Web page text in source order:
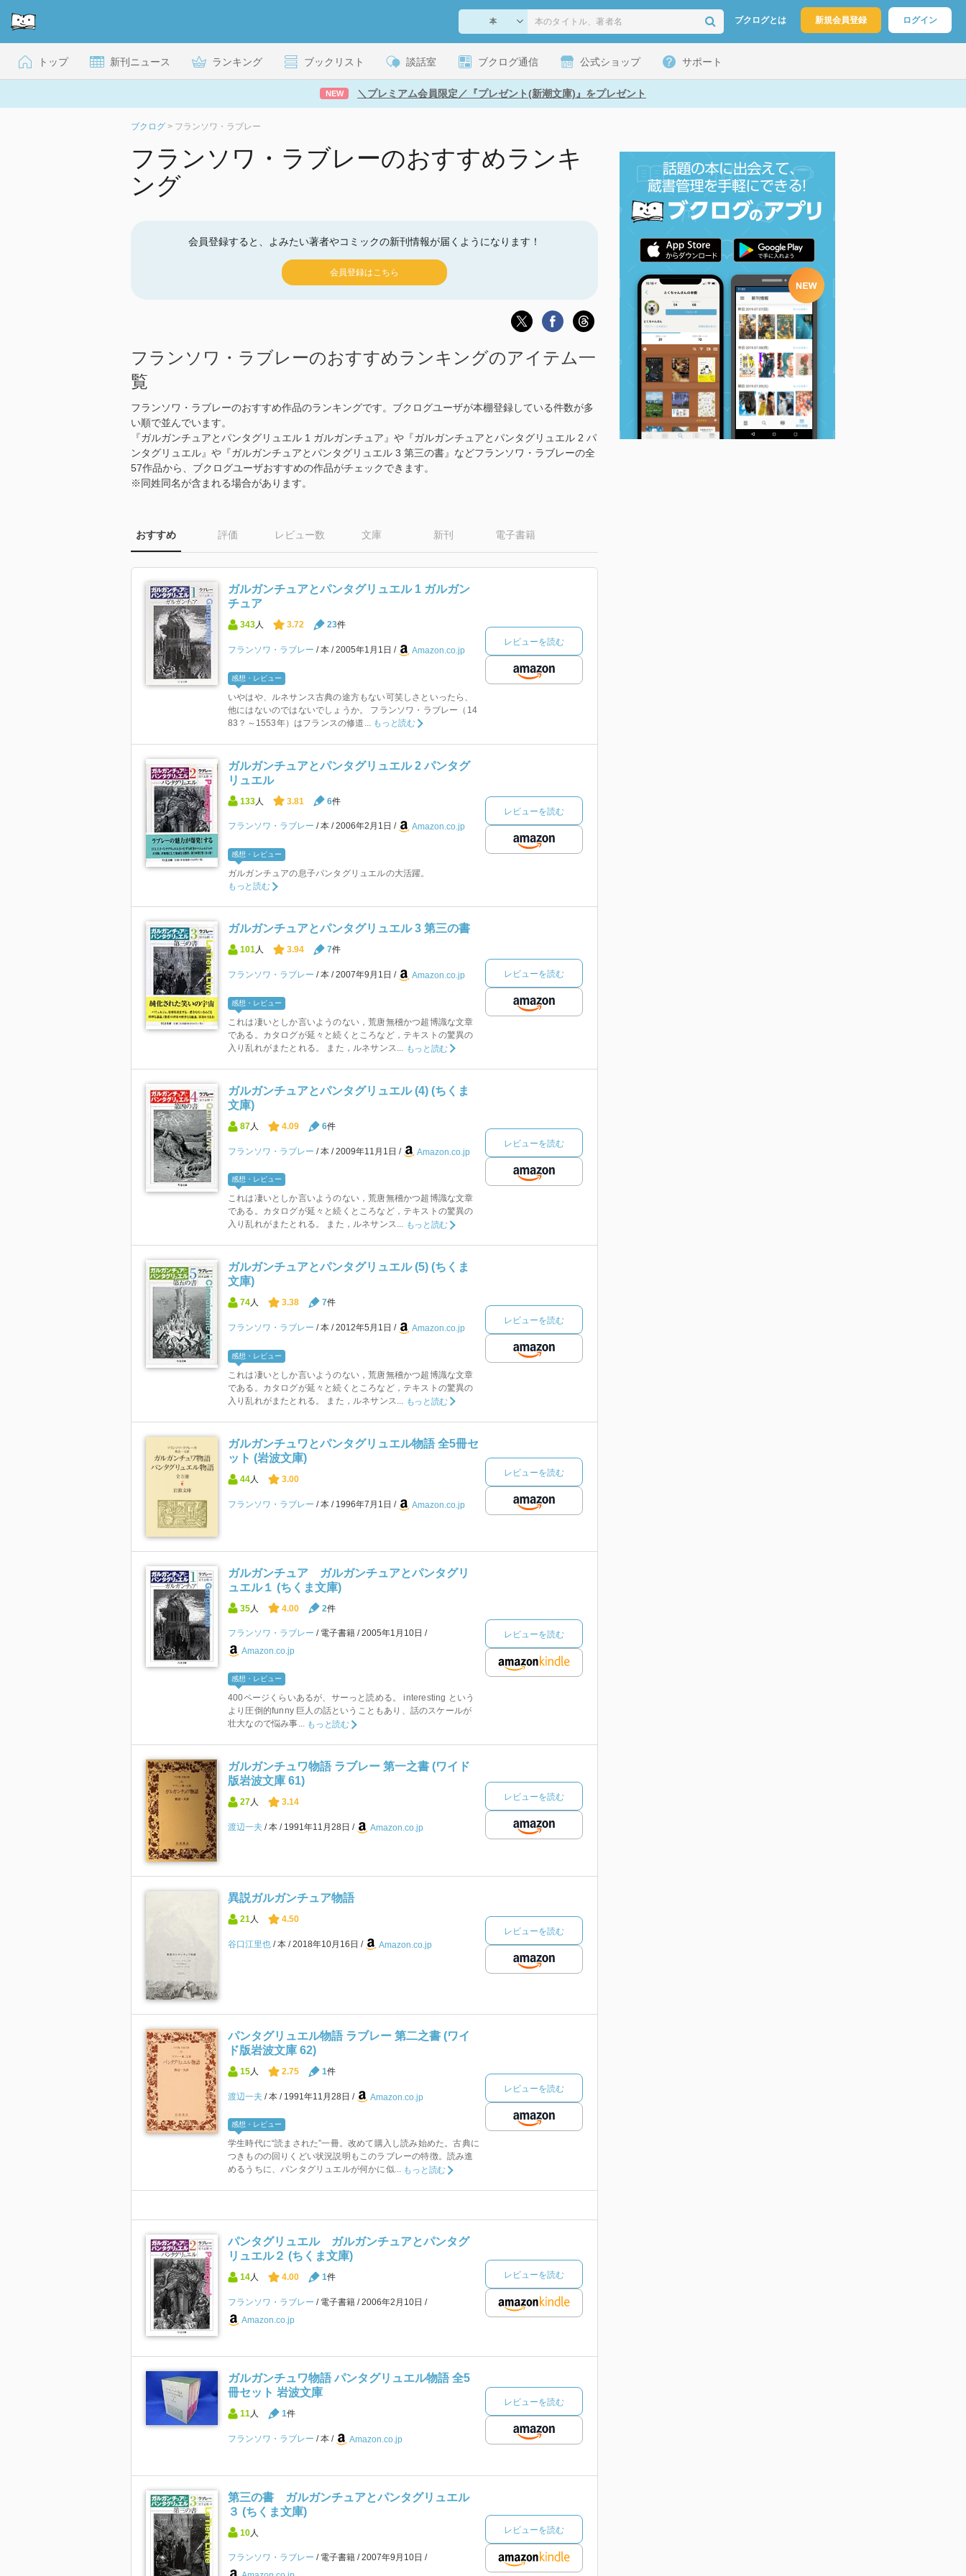
ブクログとは 新規会員登録 ログイン
トップ 新刊ニュース ランキング ブックリスト 談話室 ブクログ通信 公式ショップ サポート
NEW ＼プレミアム会員限定／『プレゼント(新潮文庫)』をプレゼント
ブクログ > フランソワ・ラブレー
フランソワ・ラブレーのおすすめランキ
ング
会員登録すると、よみたい著者やコミックの新刊情報が届くようになります！
会員登録はこちら
フランソワ・ラブレーのおすすめランキングのアイテム一
覧
フランソワ・ラブレーのおすすめ作品のランキングです。ブクログユーザが本棚登録している件数が多
い順で並んでいます。
『ガルガンチュアとパンタグリュエル 1 ガルガンチュア』や『ガルガンチュアとパンタグリュエル 2 パ
ンタグリュエル』や『ガルガンチュアとパンタグリュエル 3 第三の書』などフランソワ・ラブレーの全
57作品から、ブクログユーザおすすめの作品がチェックできます。
※同姓同名が含まれる場合があります。
おすすめ 評価 レビュー数 文庫 新刊 電子書籍
ガルガンチュアとパンタグリュエル 1 ガルガン
チュア
343人 3.72 23件
フランソワ・ラブレー 本 2005年1月1日 Amazon.co.jp
感想・レビュー
いやはや、ルネサンス古典の途方もない可笑しさといったら、
他にはないのではないでしょうか。 フランソワ・ラブレー（14
83？～1553年）はフランスの修道...
もっと読む
レビューを読む
ガルガンチュアとパンタグリュエル 2 パンタグ
リュエル
133 人 3.81 6件
フランソワ・ラブレー 本 2006年2月1日 Amazon.co.jp
感想・レビュー
ガルガンチュアの息子パンタグリュエルの大活躍。
もっと読む
レビューを読む
ガルガンチュアとパンタグリュエル 3 第三の書
101人 3.94 7件
フランソワ・ラブレー 本 2007年9月1日 Amazon.co.jp
感想・レビュー
これは凄いとしか言いようのない，荒唐無稽かつ超博識な文章
である。カタログが延々と続くところなど，テキストの驚異の
入り乱れがまたとれる。 また，ルネサンス...
もっと読む
レビューを読む
ガルガンチュアとパンタグリュエル (4) (ちくま
文庫)
87 人 4.09 6件
フランソワ・ラブレー 本 2009年11月1日 Amazon.co.jp
感想・レビュー
これは凄いとしか言いようのない，荒唐無稽かつ超博識な文章
である。カタログが延々と続くところなど，テキストの驚異の
入り乱れがまたとれる。 また，ルネサンス... もっと読む
レビューを読む
ガルガンチュアとパンタグリュエル (5) (ちくま
文庫)
74人 3.38 7件
フランソワ・ラブレー 本 2012年5月1日 Amazon.co.jp
感想・レビュー
これは凄いとしか言いようのない，荒唐無稽かつ超博識な文章
である。カタログが延々と続くところなど，テキストの驚異の
入り乱れがまたとれる。 また，ルネサンス... もっと読む
レビューを読む
ガルガンチュワとパンタグリュエル物語 全5冊セ
ット (岩波文庫)
44人 3.00
フランソワ・ラブレー 本 1996年7月1日 Amazon.co.jp
レビューを読む
ガルガンチュア ガルガンチュアとパンタグリ
ュエル１ (ちくま文庫)
35 人 4.00 2件
フランソワ・ラブレー 電子書籍
2005年1月10日
Amazon.co.jp
感想・レビュー
400ページくらいあるが、サーっと読める。 interesting という
より圧倒的funny 巨人の話ということもあり、話のスケールが
壮大なので悩み事... もっと読む
レビューを読む
ガルガンチュワ物語 ラブレー 第一之書 (ワイド
版岩波文庫 61)
27人 3.14
渡辺一夫 本 1991年11月28日 Amazon.co.jp
レビューを読む
異説ガルガンチュア物語
21 人 4.50
谷口江里也 本 2018年10月16日 Amazon.co.jp
レビューを読む
パンタグリュエル物語 ラブレー 第二之書 (ワイ
ド版岩波文庫 62)
15 人 2.75 1件
渡辺一夫 本 1991年11月28日 Amazon.co.jp
感想・レビュー
学生時代に“読まされた”一冊。改めて購入し読み始めた。古典に
つきものの回りくどい状況説明もこのラブレーの特徴。読み進
めるうちに、パンタグリュエルが何かに似... もっと読む
レビューを読む
パンタグリュエル ガルガンチュアとパンタグ
リュエル２ (ちくま文庫)
14人 4.00 1件
フランソワ・ラブレー 電子書籍
2006年2月10日
Amazon.co.jp
レビューを読む
ガルガンチュワ物語 パンタグリュエル物語 全5
冊セット 岩波文庫
11人 1件
フランソワ・ラブレー 本 Amazon.co.jp
レビューを読む
第三の書 ガルガンチュアとパンタグリュエル
３ (ちくま文庫)
10 人
フランソワ・ラブレー 電子書籍
2007年9月10日
レビューを読む